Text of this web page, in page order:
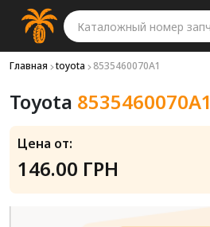
Главная toyota 8535460070A1
Toyota 8535460070A1
Цена от:
146.00 ГРН